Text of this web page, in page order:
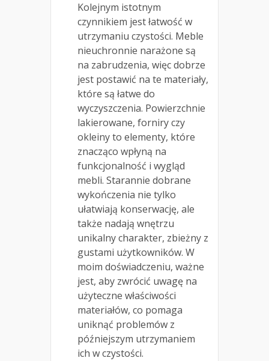
Kolejnym istotnym
czynnikiem jest łatwość w
utrzymaniu czystości. Meble
nieuchronnie narażone są
na zabrudzenia, więc dobrze
jest postawić na te materiały,
które są łatwe do
wyczyszczenia. Powierzchnie
lakierowane, forniry czy
okleiny to elementy, które
znacząco wpłyną na
funkcjonalność i wygląd
mebli. Starannie dobrane
wykończenia nie tylko
ułatwiają konserwację, ale
także nadają wnętrzu
unikalny charakter, zbieżny z
gustami użytkowników. W
moim doświadczeniu, ważne
jest, aby zwrócić uwagę na
użyteczne właściwości
materiałów, co pomaga
uniknąć problemów z
późniejszym utrzymaniem
ich w czystości.